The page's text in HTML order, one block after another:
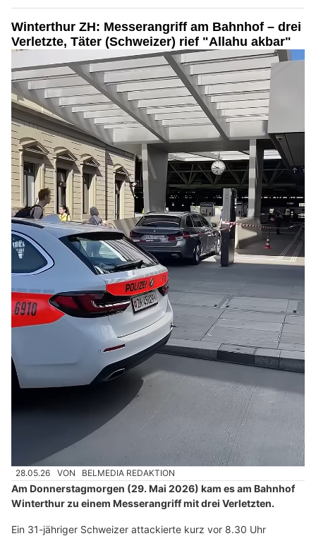
Winterthur ZH: Messerangriff am Bahnhof – drei
Verletzte, Täter (Schweizer) rief "Allahu akbar"
28.05.26 VON BELMEDIA REDAKTION
Am Donnerstagmorgen (29. Mai 2026) kam es am Bahnhof
Winterthur zu einem Messerangriff mit drei Verletzten.
Ein 31-jähriger Schweizer attackierte kurz vor 8.30 Uhr